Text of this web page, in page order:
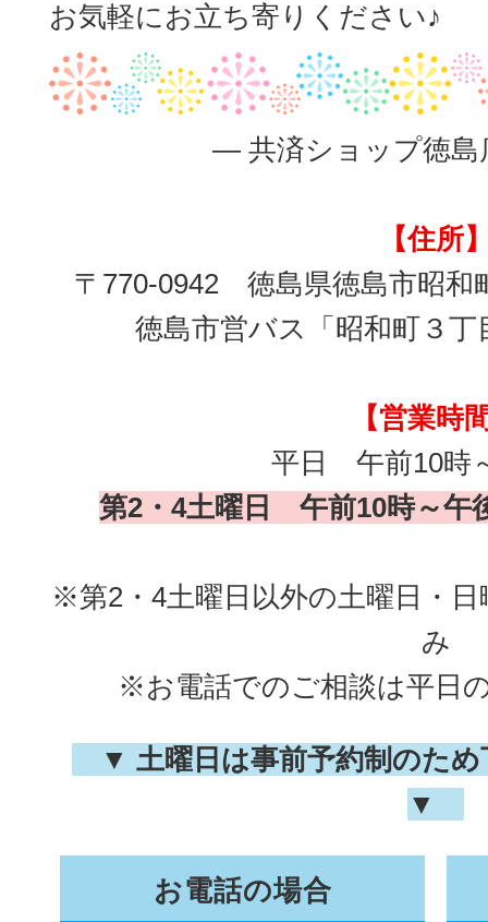
お気軽にお立ち寄りください♪
― 共済ショップ徳
【住所
〒770-0942 徳島県徳島市昭和
徳島市営バス「昭和町３
【営業時
平日 午前10時
第2・4土曜日 午前10時～午
※第2・4土曜日以外の土曜日・
み
※お電話でのご相談は平日
▼ 土曜日は事前予約制のため
▼
お電話の場合